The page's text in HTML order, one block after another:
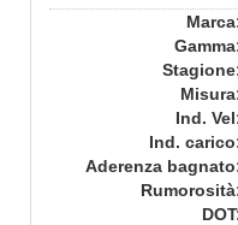
Ind.
Ind.
Aderenza